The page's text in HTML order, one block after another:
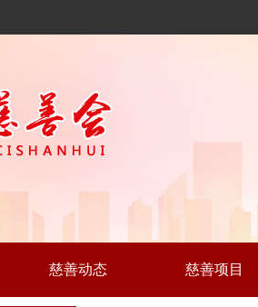
慈善动态 慈善项目